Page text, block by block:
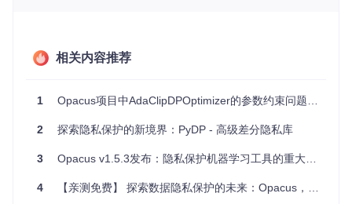
项目特点
学习资源丰富：集合了视频教程、论文阅读指南和在线课
实践驱动：通过提供各种差分隐私机制的代码实现，鼓励
生态系统完整：覆盖了从基础的随机化响应到先进的深度
学习框架中的差分隐私应用，包括Google和Facebook的
官方库。
相关内容推荐
1 Opacus项目中AdaClipDPOptimizer的参数约束问题解析
2 探索隐私保护的新境界：PyDP - 高级差分隐私库
3 Opacus v1.5.3发布：隐私保护机器学习工具的重大升级
4 【亲测免费】 探索数据隐私保护的未来：Opacus，PyTorch的高效差分隐私库